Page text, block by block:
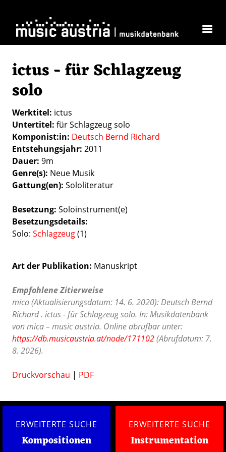
ictus - für Schlagzeug
solo
Werktitel ictus
Untertitel für Schlagzeug solo
Komponist:in Deutsch Bernd Richard
Entstehungsjahr 2011
Dauer 9m
Genre(s) Neue Musik
Gattung(en) Sololiteratur
Besetzung Soloinstrument(e)
Besetzungsdetails
Solo: Schlagzeug(1)
Art der Publikation Manuskript
Empfohlene Zitierweise
mica (Aktualisierungsdatum: 14. 6. 2020): Deutsch Bernd
Richard . ictus - für Schlagzeug solo. In: Musikdatenbank
von mica – music austria. Online abrufbar unter:
https://db.musicaustria.at/node/171102(Abrufdatum: 7.
8. 2026).
Druckvorschau | PDF
ERWEITERTE SUCHE
Kompositionen
ERWEITERTE SUCHE
Instrumentation